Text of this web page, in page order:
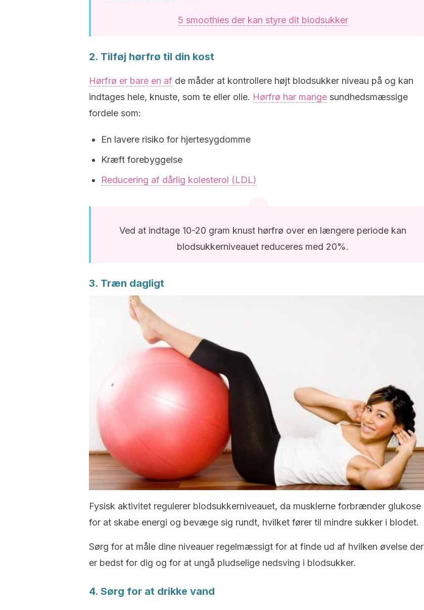
5 smoothies der kan styre dit blodsukker
2. Tilføj hørfrø til din kost
Hørfrø er bare en af de måder at kontrollere højt blodsukker niveau på og kan
indtages hele, knuste, som te eller olie. Hørfrø har mange sundhedsmæssige
fordele som:
En lavere risiko for hjertesygdomme
Kræft forebyggelse
Reducering af dårlig kolesterol (LDL)
Ved at indtage 10-20 gram knust hørfrø over en længere periode kan
blodsukkerniveauet reduceres med 20%.
3. Træn dagligt
Fysisk aktivitet regulerer blodsukkerniveauet, da musklerne forbrænder glukose
for at skabe energi og bevæge sig rundt, hvilket fører til mindre sukker i blodet.
Sørg for at måle dine niveauer regelmæssigt for at finde ud af hvilken øvelse der
er bedst for dig og for at ungå pludselige nedsving i blodsukker.
4. Sørg for at drikke vand